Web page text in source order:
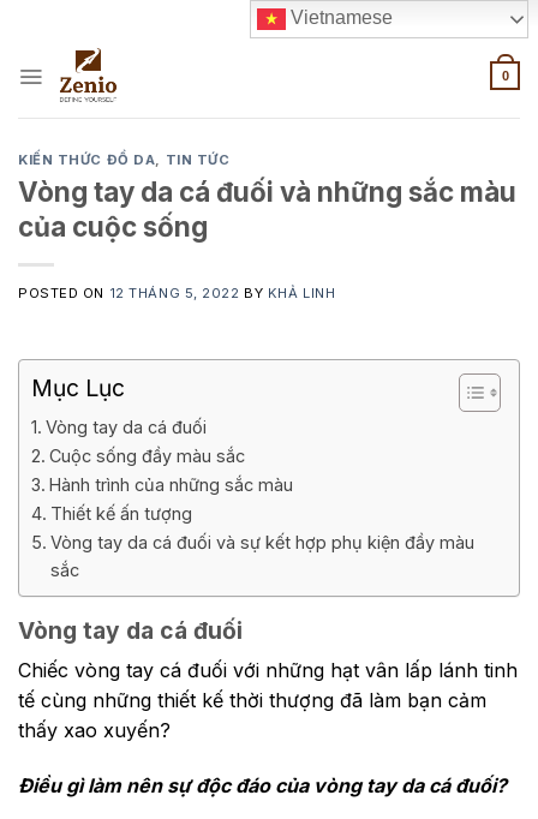
content
0
KIẾN THỨC ĐỒ DA, TIN TỨC
Vòng tay da cá đuối và những sắc màu
của cuộc sống
POSTED ON 12 THÁNG 5, 2022 BY KHẢ LINH
Mục Lục
Vòng tay da cá đuối
Cuộc sống đầy màu sắc
Hành trình của những sắc màu
Thiết kế ấn tượng
Vòng tay da cá đuối và sự kết hợp phụ kiện đầy màu
sắc
Vòng tay da cá đuối
Chiếc vòng tay cá đuối với những hạt vân lấp lánh tinh
tế cùng những thiết kế thời thượng đã làm bạn cảm
thấy xao xuyến?
Điều gì làm nên sự độc đáo của vòng tay da cá đuối?
Vietnamese